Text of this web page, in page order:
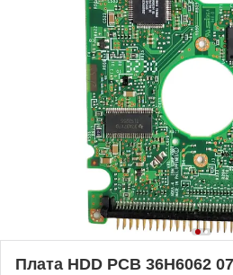
Плата HDD PCB 36H6062